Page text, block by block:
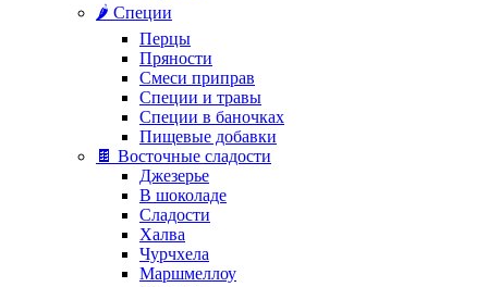
🌶️ Специи
Перцы
Пряности
Смеси приправ
Специи и травы
Специи в баночках
Пищевые добавки
🍫 Восточные сладости
Джезерье
В шоколаде
Сладости
Халва
Чурчхела
Маршмеллоу